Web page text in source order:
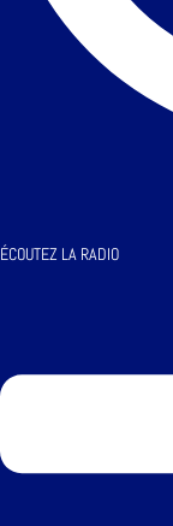
ÉCOUTEZ LA RADIO